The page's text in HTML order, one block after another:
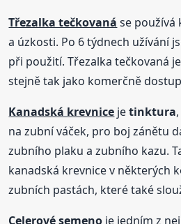
Třezalka tečkovaná se používá
a úzkosti. Po 6 týdnech užívání
při použití. Třezalka tečkovaná
stejně tak jako komerčně
Kanadská krevnice jetinktura
na zubní váček, pro boj zánětu
zubního plaku a zubního kazu.
kanadská krevnice v některých
zubních pastách, které také
Celerové semeno je jedním z